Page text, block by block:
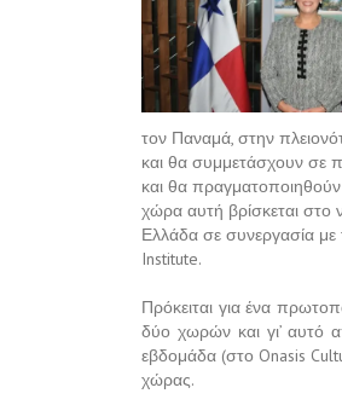
τον Παναμά, στην
και θα συμμετάσχουν σε
και θα
χώρα αυτή βρίσκεται στο
Ελλάδα σε συνεργασία με
Institute.
Πρόκειται για ένα
δύο χωρών και γι’ αυτό
εβδομάδα (στο Onasis
χώρας.